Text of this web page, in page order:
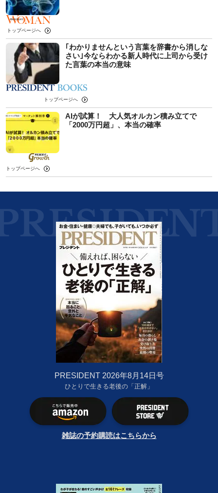
トップページへ
｢わかりませんという言葉を辞書から消しな
さい｣今ならわかる新人時代に上司から受け
た言葉の本当の意味
トップページへ
AIが試算！ 大人気オルカン積み立てで
「2000万円超」、本当の確率
トップページへ
PRESIDENT 2026年8月14日号
ひとりで生きる老後の「正解」
雑誌の予約購読はこちらから